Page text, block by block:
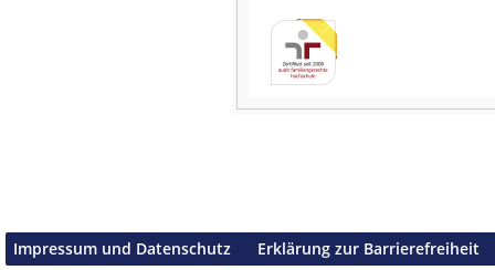
Impressum und Datenschutz
Erklärung zur Barrierefreiheit